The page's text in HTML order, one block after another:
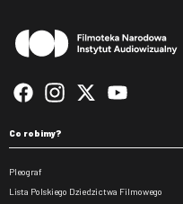
Co robimy?
Pleograf
Lista Polskiego Dziedzictwa Filmowego